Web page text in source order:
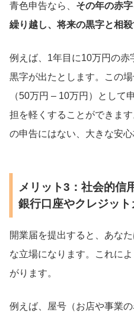
青色申告なら、 その年の赤
繰り越し、将来の黒字と相殺
例えば、1年目に10万円の
黒字が出たとします。この
（50万円 – 10万円）として
担を軽くすることができま
の申告にはない、大きな安心
メリット3：社会的信
銀行口座やクレジッ
開業届を提出すると、あな
な立場になります。これに
がります。
例えば、屋号（お店や事業